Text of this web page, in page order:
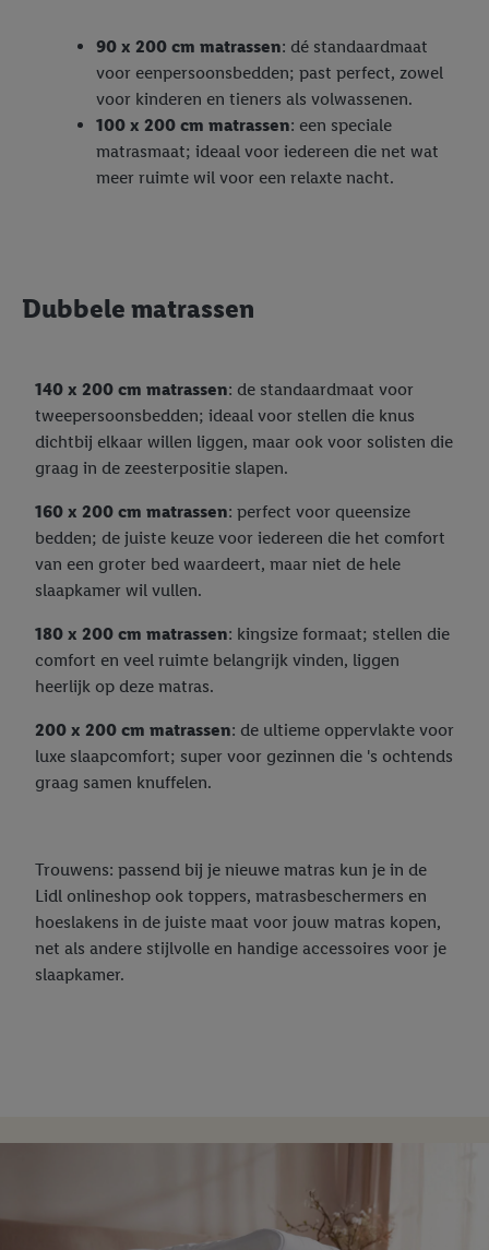
90 x 200 cm matrassen: dé standaardmaat
voor eenpersoonsbedden; past perfect, zowel
voor kinderen en tieners als volwassenen.
100 x 200 cm matrassen: een speciale
matrasmaat; ideaal voor iedereen die net wat
meer ruimte wil voor een relaxte nacht.
Dubbele matrassen
140 x 200 cm matrassen: de standaardmaat voor
tweepersoonsbedden; ideaal voor stellen die knus
dichtbij elkaar willen liggen, maar ook voor solisten die
graag in de zeesterpositie slapen.
160 x 200 cm matrassen: perfect voor queensize
bedden; de juiste keuze voor iedereen die het comfort
van een groter bed waardeert, maar niet de hele
slaapkamer wil vullen.
180 x 200 cm matrassen: kingsize formaat; stellen die
comfort en veel ruimte belangrijk vinden, liggen
heerlijk op deze matras.
200 x 200 cm matrassen: de ultieme oppervlakte voor
luxe slaapcomfort; super voor gezinnen die 's ochtends
graag samen knuffelen.
Trouwens: passend bij je nieuwe matras kun je in de
Lidl onlineshop ook toppers, matrasbeschermers en
hoeslakens in de juiste maat voor jouw matras kopen,
net als andere stijlvolle en handige accessoires voor je
slaapkamer.